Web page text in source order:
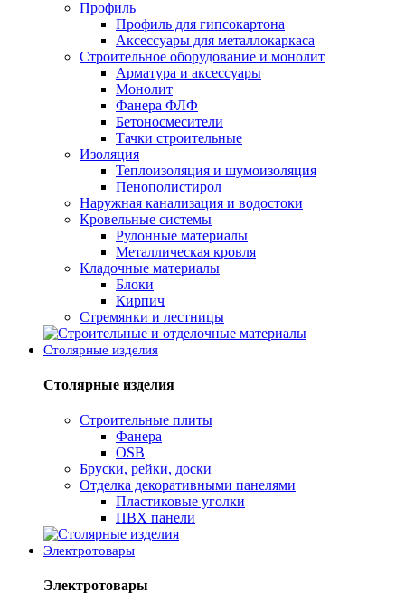
Профиль
Профиль для гипсокартона
Аксессуары для металлокаркаса
Строительное оборудование и монолит
Арматура и аксессуары
Монолит
Фанера ФЛФ
Бетоносмесители
Тачки строительные
Изоляция
Теплоизоляция и шумоизоляция
Пенополистирол
Наружная канализация и водостоки
Кровельные системы
Рулонные материалы
Металлическая кровля
Кладочные материалы
Блоки
Кирпич
Стремянки и лестницы
Столярные изделия
Столярные изделия
Строительные плиты
Фанера
OSB
Бруски, рейки, доски
Отделка декоративными панелями
Пластиковые уголки
ПВХ панели
Электротовары
Электротовары